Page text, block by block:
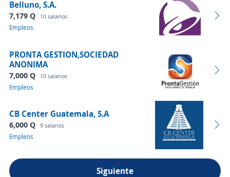
Belluno, S.A.
7,179 Q 10 salarios
Empleos
PRONTA GESTION,SOCIEDAD
ANONIMA
7,000 Q 10 salarios
Empleos
CB Center Guatemala, S.A
6,000 Q 9 salarios
Empleos
Siguiente